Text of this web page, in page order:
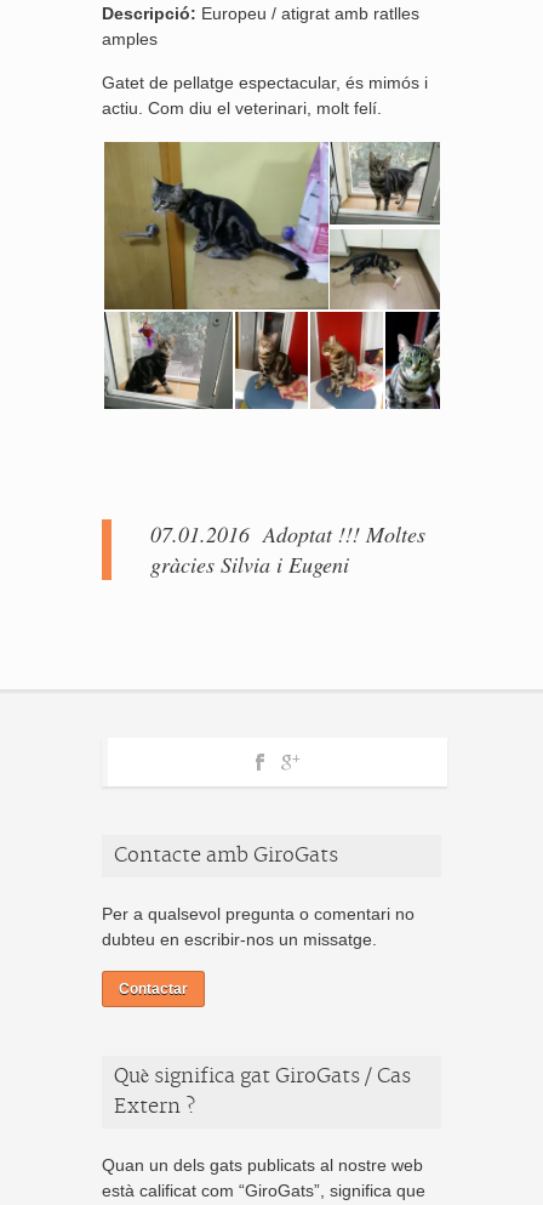
Descripció: Europeu / atigrat amb ratlles
amples
Gatet de pellatge espectacular, és mimós i
actiu. Com diu el veterinari, molt felí.
07.01.2016 Adoptat !!! Moltes
gràcies Silvia i Eugeni
Contacte amb GiroGats
Per a qualsevol pregunta o comentari no
dubteu en escribir-nos un missatge.
Contactar
Què significa gat GiroGats / Cas
Extern ?
Quan un dels gats publicats al nostre web
està calificat com “GiroGats”, significa que